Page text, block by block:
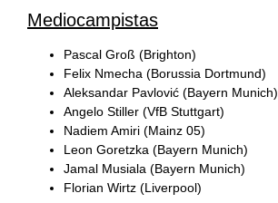
Mediocampistas
Pascal Groß (Brighton)
Felix Nmecha (Borussia Dortmund)
Aleksandar Pavlović (Bayern Munich)
Angelo Stiller (VfB Stuttgart)
Nadiem Amiri (Mainz 05)
Leon Goretzka (Bayern Munich)
Jamal Musiala (Bayern Munich)
Florian Wirtz (Liverpool)